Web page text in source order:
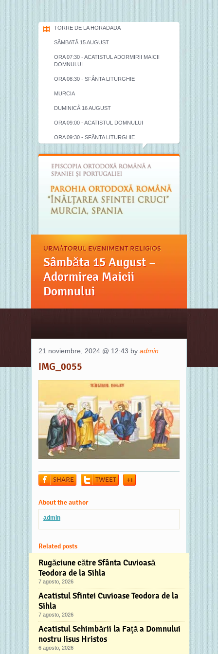
TORRE DE LA HORADADA
SÂMBATĂ 15 AUGUST
ORA 07:30 - ACATISTUL ADORMIRII MAICII
DOMNULUI
ORA 08:30 - SFÂNTA LITURGHIE
MURCIA
DUMINICÂ 16 AUGUST
ORA 09:00 - ACATISTUL DOMNULUI
ORA 09:30 - SFÂNTA LITURGHIE
URMĂTORUL EVENIMENT RELIGIOS
Sâmbăta 15 August –
Adormirea Maicii
Domnului
21 noviembre, 2024 @ 12:43 by admin
IMG_0055
SHARE TWEET +1
About the author
admin
Related posts
Rugăciune către Sfânta Cuvioasă
Teodora de la Sihla
7 agosto, 2026
Acatistul Sfintei Cuvioase Teodora de la
Sihla
7 agosto, 2026
Acatistul Schimbării la Faţă a Domnului
nostru Iisus Hristos
6 agosto, 2026